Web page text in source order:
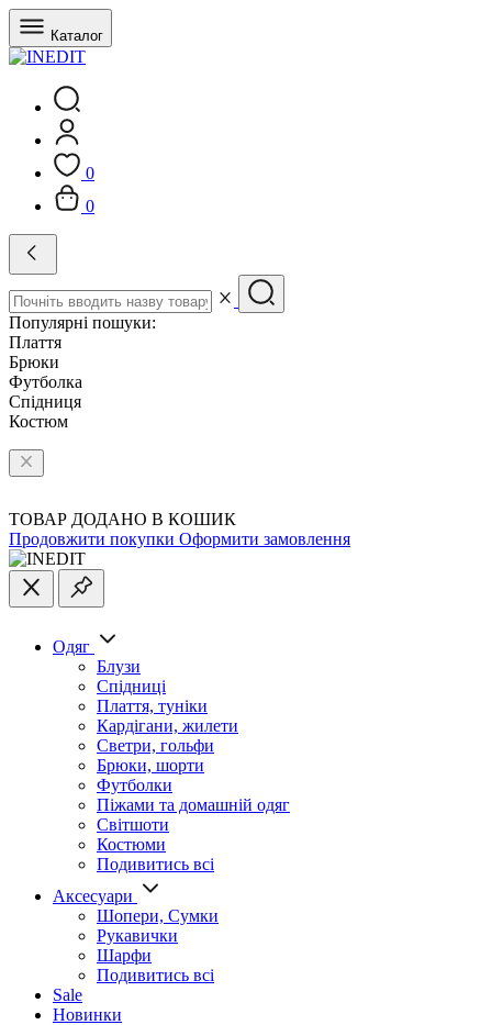
Каталог
0
0
Популярні пошуки:
Плаття
Брюки
Футболка
Спідниця
Костюм
ТОВАР ДОДАНО В КОШИК
Продовжити покупки Оформити замовлення
Одяг
Блузи
Спідниці
Плаття, туніки
Кардігани, жилети
Светри, гольфи
Брюки, шорти
Футболки
Піжами та домашній одяг
Світшоти
Костюми
Подивитись всі
Аксесуари
Шопери, Сумки
Рукавички
Шарфи
Подивитись всі
Sale
Новинки